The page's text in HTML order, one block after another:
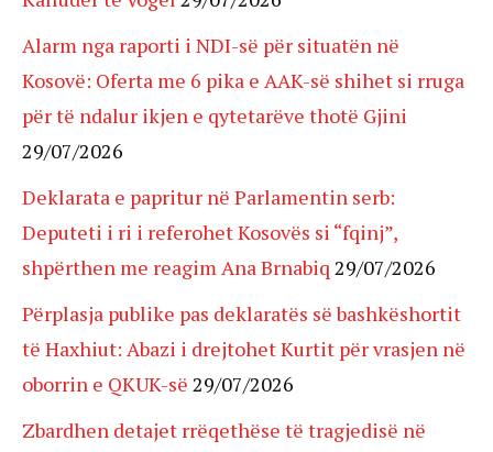
Alarm nga raporti i NDI-së për situatën në
Kosovë: Oferta me 6 pika e AAK-së shihet si rruga
për të ndalur ikjen e qytetarëve thotë Gjini
29/07/2026
Deklarata e papritur në Parlamentin serb:
Deputeti i ri i referohet Kosovës si “fqinj”,
shpërthen me reagim Ana Brnabiq 29/07/2026
Përplasja publike pas deklaratës së bashkëshortit
të Haxhiut: Abazi i drejtohet Kurtit për vrasjen në
oborrin e QKUK-së 29/07/2026
Zbardhen detajet rrëqethëse të tragjedisë në